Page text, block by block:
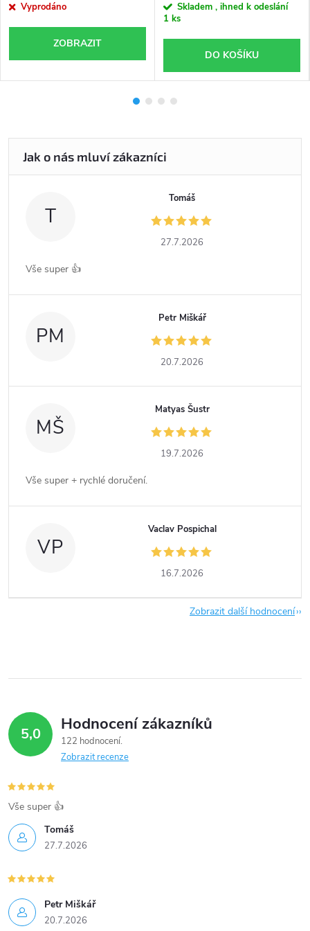
Vyprodáno
ZOBRAZIT
Skladem , ihned k odeslání
1 ks
DO KOŠÍKU
T
Tomáš
27.7.2026
Vše super 👍
PM
Petr Miškář
20.7.2026
MŠ
Matyas Šustr
19.7.2026
Vše super + rychlé doručení.
VP
Vaclav Pospichal
16.7.2026
Zobrazit další hodnocení
5,0 Hodnocení zákazníků
122 hodnocení
Zobrazit recenze
Tomáš
27.7.2026
Vše super 👍
Petr Miškář
20.7.2026